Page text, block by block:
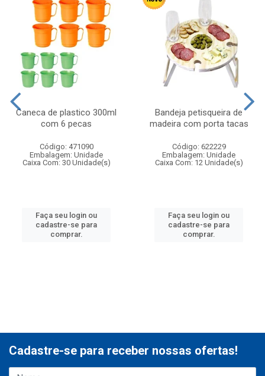
Caneca de plastico 300ml
com 6 pecas
Código: 471090
Embalagem: Unidade
Caixa Com: 30 Unidade(s)
Faça seu login ou
cadastre-se para
comprar.
Bandeja petisqueira de
madeira com porta tacas
Código: 622229
Embalagem: Unidade
Caixa Com: 12 Unidade(s)
Faça seu login ou
cadastre-se para
comprar.
Cadastre-se para receber nossas ofertas!